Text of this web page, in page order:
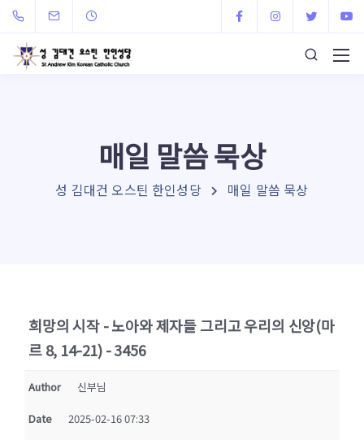
매일 말씀 묵상
성 김대건 오스틴 한인성당 매일 말씀 묵상
희망의 시작 - 노아와 제자들 그리고 우리의 신앙(마
르 8, 14-21) - 3456
Author 신부님
Date 2025-02-16 07:33